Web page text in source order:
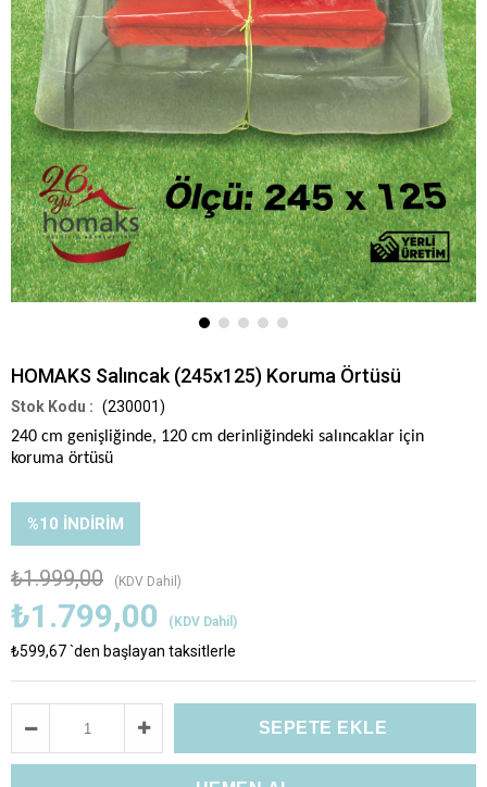
HOMAKS Salıncak (245x125) Koruma Örtüsü
(230001)
240 cm genişliğinde, 120 cm derinliğindeki salıncaklar için
koruma örtüsü
%10 İNDIRIM
₺1.999,00 (KDV Dahil)
₺1.799,00 (KDV Dahil)
₺599,67`den başlayan taksitlerle